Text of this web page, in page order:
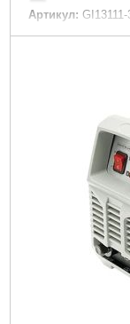
Артикул: GI13111-
Код товару:
Максимальний
Максимальний
Мінімальний
Мінімальний
Напруга мережі